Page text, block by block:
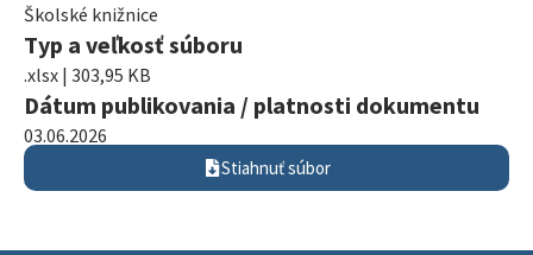
Školské knižnice
Typ a veľkosť súboru
.xlsx | 303,95 KB
Dátum publikovania / platnosti dokumentu
03.06.2026
Stiahnuť súbor